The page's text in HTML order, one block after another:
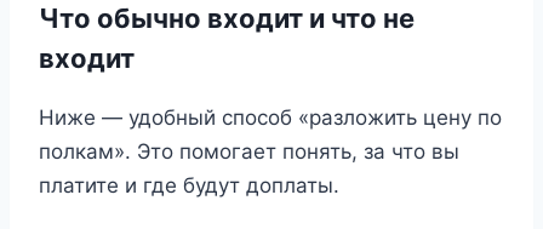
Что обычно входит и что не
входит
Ниже — удобный способ «разложить цену по
полкам». Это помогает понять, за что вы
платите и где будут доплаты.